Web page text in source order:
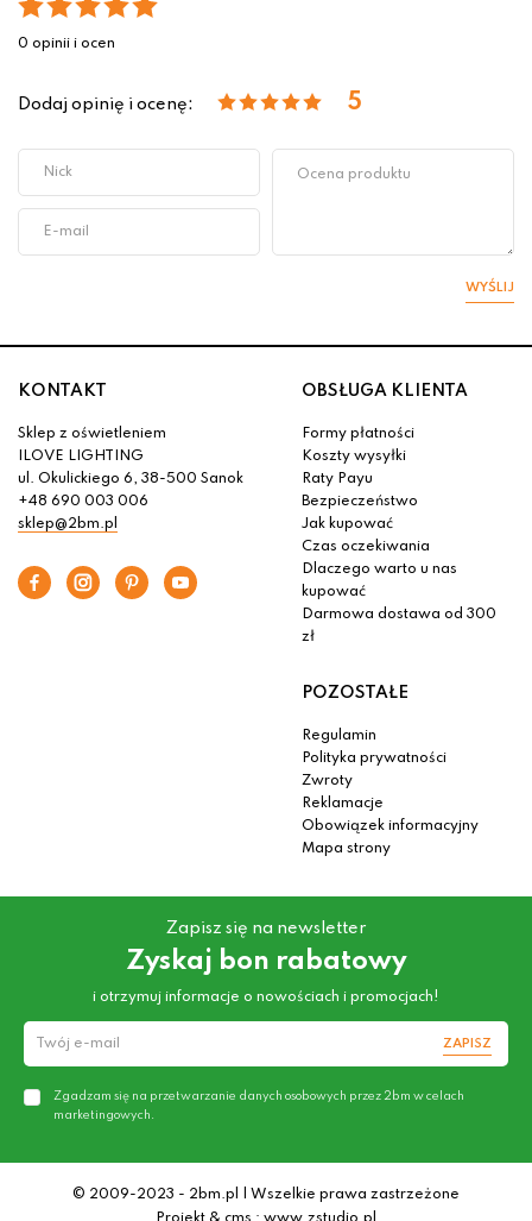
0 opinii i ocen
Dodaj opinię i ocenę: 5
WYŚLIJ
KONTAKT
Sklep z oświetleniem
ILOVE LIGHTING
ul. Okulickiego 6, 38-500 Sanok
+48 690 003 006
sklep@2bm.pl
OBSŁUGA KLIENTA
Formy płatności
Koszty wysyłki
Raty Payu
Bezpieczeństwo
Jak kupować
Czas oczekiwania
Dlaczego warto u nas
kupować
Darmowa dostawa od 300
zł
POZOSTAŁE
Regulamin
Polityka prywatności
Zwroty
Reklamacje
Obowiązek informacyjny
Mapa strony
Zapisz się na newsletter
Zyskaj bon rabatowy
i otrzymuj informacje o nowościach i promocjach!
ZAPISZ
Zgadzam się na przetwarzanie danych osobowych przez 2bm w celach
marketingowych.
© 2009-2023 - 2bm.pl | Wszelkie prawa zastrzeżone